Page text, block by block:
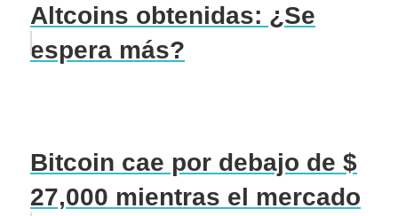
Altcoins obtenidas: ¿Se
espera más?
Bitcoin cae por debajo de $
27,000 mientras el mercado